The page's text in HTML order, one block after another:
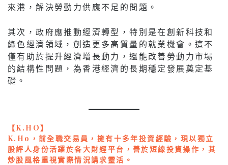
來港，解決勞動力供應不足的問題。
其次，政府應推動經濟轉型，特別是在創新科技和
綠色經濟領域，創造更多高質量的就業機會。這不
僅有助於提升經濟增長動力，還能改善勞動力市場
的結構性問題，為香港經濟的長期穩定發展奠定基
礎。
【K.HO】
K.Ho，前全職交易員，擁有十多年投資經驗，現以獨立
股評人身份活躍於各大財經平台，善於短線投資操作，其
炒股風格重視實際情況講求靈活。